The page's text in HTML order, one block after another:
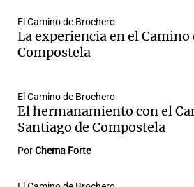
El Camino de Brochero
La experiencia en el Camino
Compostela
El Camino de Brochero
El hermanamiento con el
Santiago de Compostela
PorChema Forte